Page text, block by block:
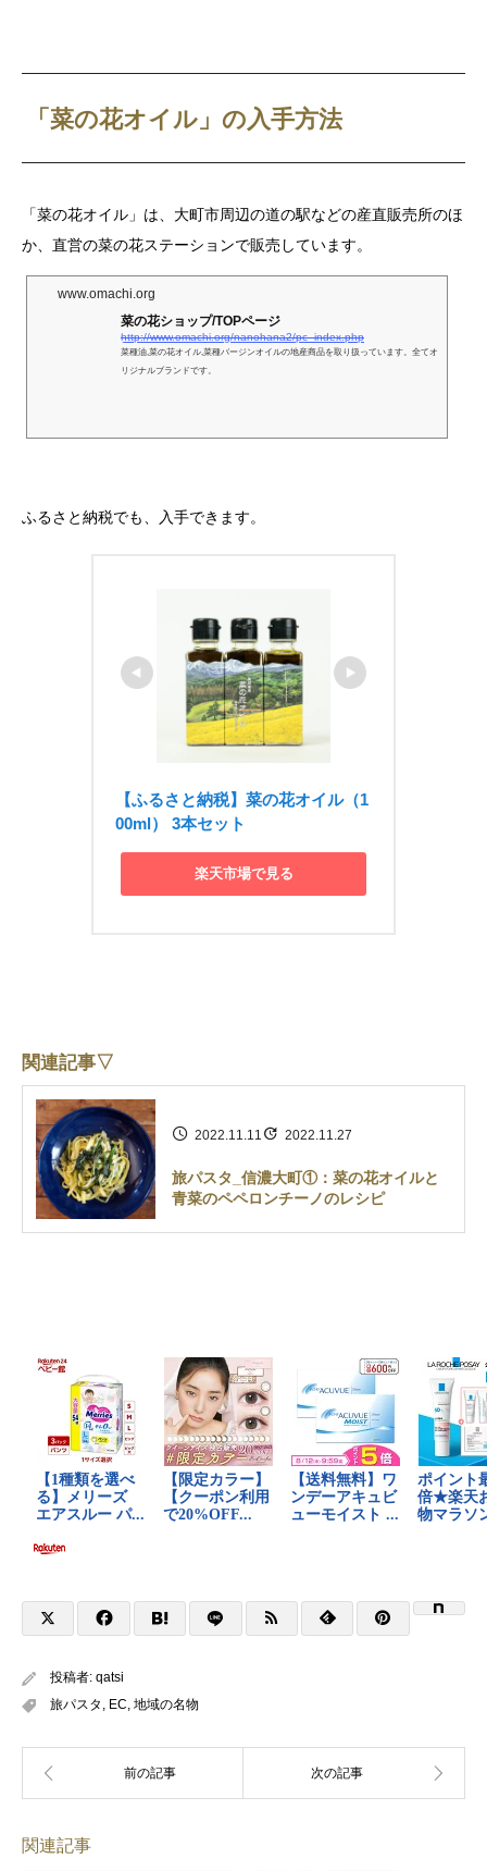
「菜の花オイル」の入手方法
「菜の花オイル」は、大町市周辺の道の駅などの産直販売所のほ
か、直営の菜の花ステーションで販売しています。
www.omachi.org
菜の花ショップ/TOPページ
http://www.omachi.org/nanohana2/pc_index.php
菜種油,菜の花オイル,菜種バージンオイルの地産商品を取り扱っています。全てオ
リジナルブランドです。
ふるさと納税でも、入手できます。
【ふるさと納税】菜の花オイル（1
00ml） 3本セット
楽天市場で見る
関連記事▽
2022.11.11 2022.11.27
旅パスタ_信濃大町①：菜の花オイルと
青菜のペペロンチーノのレシピ
投稿者: qatsi
旅パスタ , EC, 地域の名物
関連記事